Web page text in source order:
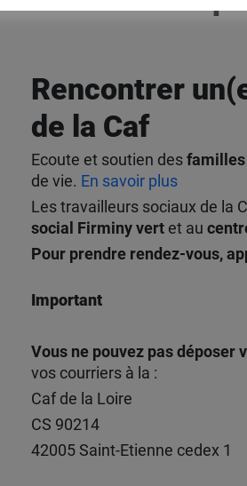
Rencontrer
de la Caf
Ecoute et soutien desfamilles
de vie. En savoir plus
Les travailleurs sociaux de la
social Firminy vertet au
Pour prendre rendez-vous,
Important
Vous ne pouvez pas déposer
vos courriers à la :
Caf de la Loire
CS 90214
42005 Saint-Etienne cedex 1